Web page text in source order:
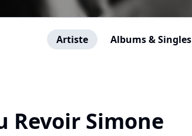
Artiste Albums & Singles
Revoir Simone